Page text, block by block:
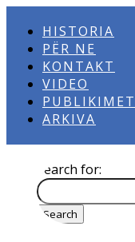
HISTORIA
PËR NE
KONTAKT
VIDEO
PUBLIKIMET
ARKIVA
Search for: